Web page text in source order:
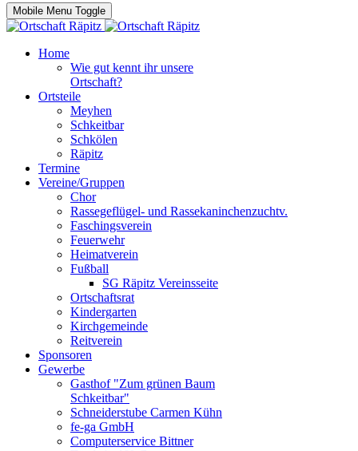
Mobile Menu Toggle
Home
Wie gut kennt ihr unsere
Ortschaft?
Ortsteile
Meyhen
Schkeitbar
Schkölen
Räpitz
Termine
Vereine/Gruppen
Chor
Rassegeflügel- und Rassekaninchenzuchtv.
Faschingsverein
Feuerwehr
Heimatverein
Fußball
SG Räpitz Vereinsseite
Ortschaftsrat
Kindergarten
Kirchgemeinde
Reitverein
Sponsoren
Gewerbe
Gasthof "Zum grünen Baum
Schkeitbar"
Schneiderstube Carmen Kühn
fe-ga GmbH
Computerservice Bittner